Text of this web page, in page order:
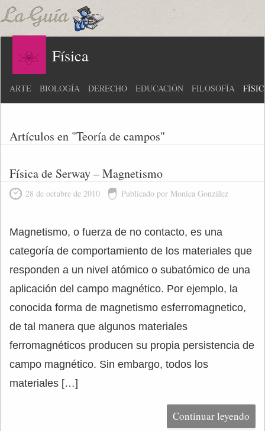
Física
ARTE BIOLOGÍA DERECHO EDUCACIÓN FILOSOFÍA
Artículos en "Teoría de campos"
Física de Serway – Magnetismo
28 de octubre de 2010 Publicado por Monica González
Magnetismo, o fuerza de no contacto, es una
categoría de comportamiento de los materiales que
responden a un nivel atómico o subatómico de una
aplicación del campo magnético. Por ejemplo, la
conocida forma de magnetismo esferromagnetico,
de tal manera que algunos materiales
ferromagnéticos producen su propia persistencia de
campo magnético. Sin embargo, todos los
materiales […]
Continuar leyendo